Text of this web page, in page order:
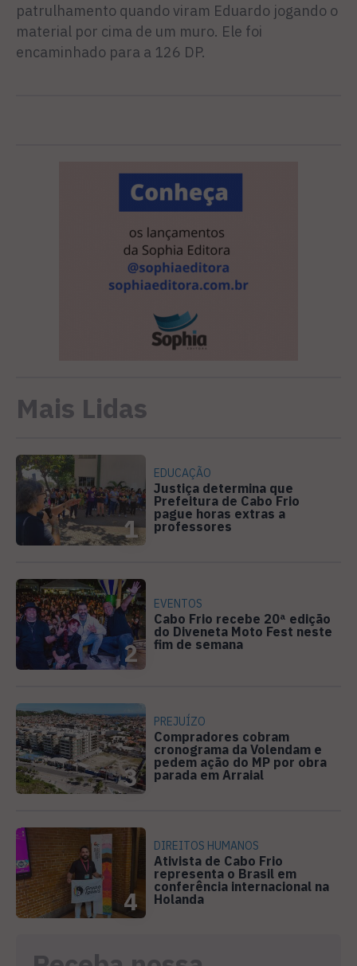
patrulhamento quando viram Eduardo jogando o
material por cima de um muro. Ele foi
encaminhado para a 126 DP.
Mais Lidas
1
EDUCAÇÃO
Justiça determina que
Prefeitura de Cabo Frio
pague horas extras a
professores
2
EVENTOS
Cabo Frio recebe 20ª edição
do Diveneta Moto Fest neste
fim de semana
3
PREJUÍZO
Compradores cobram
cronograma da Volendam e
pedem ação do MP por obra
parada em Arraial
4
DIREITOS HUMANOS
Ativista de Cabo Frio
representa o Brasil em
conferência internacional na
Holanda